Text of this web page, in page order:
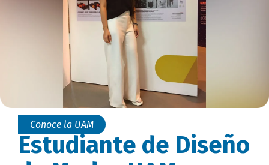
Conoce la UAM
Estudiante de Diseño